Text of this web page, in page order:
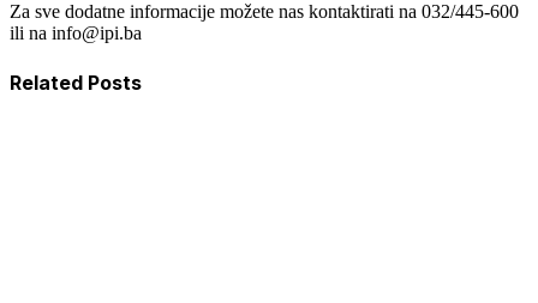
Za sve dodatne informacije možete nas kontaktirati na 032/445-600
ili na info@ipi.ba
Related Posts